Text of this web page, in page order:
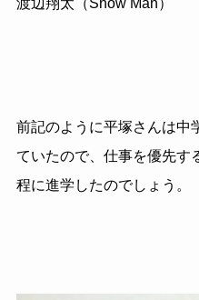
渡辺翔太（Snow Man）
前記のように平塚さんは中
ていたので、仕事を優先す
程に進学したのでしょう。